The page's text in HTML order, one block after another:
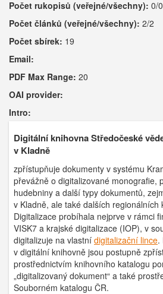
Počet rukopisů (veřejné/všechny): 0/0
Počet článků (veřejné/všechny): 2/2
Počet sbírek: 19
Email:
PDF Max Range: 20
OAI provider:
Intro:
Digitální knihovna Středočeské
v Kladně
zpřístupňuje dokumenty v systému
převážně o digitalizované monografie,
hudebniny a další typy dokumentů,
v Kladně, ale také dalších regionálních
Digitalizace probíhala nejprve v rámci
VISK7 a krajské digitalizace (IOP), v
digitalizuje na vlastní digitalizační lince.
v digitální knihovně jsou postupně
prostřednictvím knihovního katalogu
„digitalizovaný dokument“ a také
Souborném katalogu ČR.